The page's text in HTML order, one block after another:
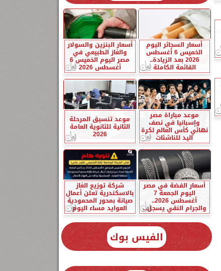
أسعار السجائر اليوم
الخميس 6 أغسطس
2026 بعد الزيادة..
القائمة الكاملة
أسعار البنزين والسولار
والغاز الطبيعي في
مصر اليوم الخميس 6
أغسطس 2026
موعد مباراة مصر
وإسبانيا في نصف
نهائي كأس العالم لكرة
اليد للناشئات
موعد تنسيق المرحلة
الثانية للثانوية العامة
2026
أسعار الفضة في مصر
اليوم الجمعة 7
أغسطس 2026..
والجرام النقي يسجل...
شركة توزيع الغاز
بالاسكندرية تعلن أعمال
صيانة بمحور المحمودية
العوايد مساء اليوم
الفيس بوك